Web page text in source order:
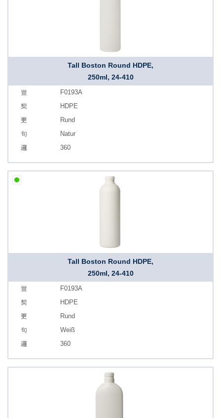
Tall Boston Round HDPE,
250ml, 24-410
F0193A
HDPE
Rund
Natur
360
Tall Boston Round HDPE,
250ml, 24-410
F0193A
HDPE
Rund
Weiß
360